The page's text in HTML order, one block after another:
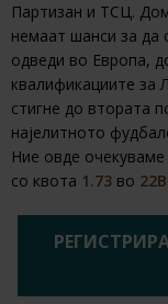
Партизан и ТСЦ.
немаат шанси за да
одведи во Европа,
квалификациите за
стигне до втората
најелитното
Ние овде
со квота 1.73 во